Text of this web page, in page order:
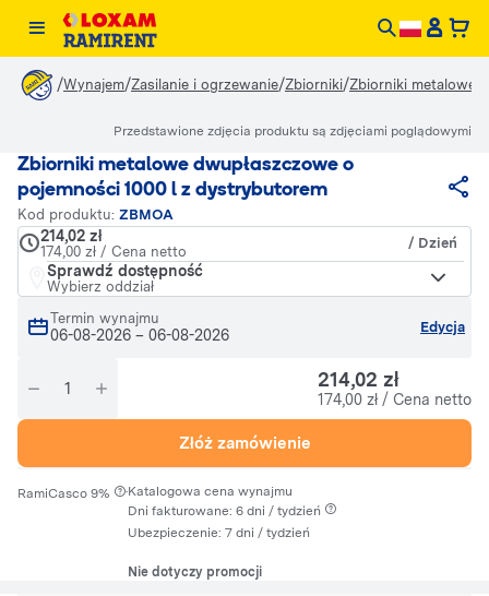
/Wynajem/Zasilanie i ogrzewanie/Zbiorniki/Zbiorniki metalowe
Zbiorniki metalowe dwupłaszczowe o
pojemności 1000 l z dystrybutorem
Kod produktu: ZBMOA
214,02 zł
174,00 zł / Cena netto
/ Dzień
Sprawdź dostępność
Wybierz oddział
Termin wynajmu
06-08-2026 – 06-08-2026 Edycja
214,02 zł
174,00 zł / Cena netto
Złóż zamówienie
RamiCasco 9% ·Katalogowa cena wynajmu
Dni fakturowane: 6 dni / tydzień
Ubezpieczenie: 7 dni / tydzień
Nie dotyczy promocji
Przedstawione zdjęcia produktu są zdjęciami poglądowymi